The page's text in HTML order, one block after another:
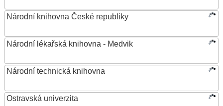
Národní knihovna České republiky
Národní lékařská knihovna - Medvik
Národní technická knihovna
Ostravská univerzita